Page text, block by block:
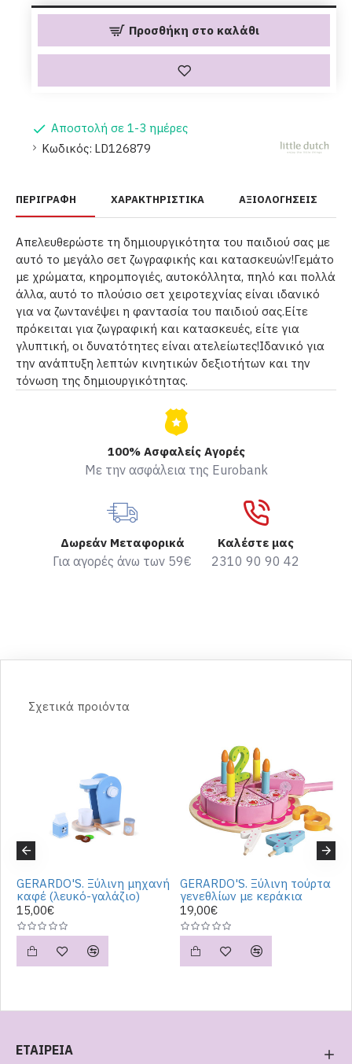
Αποστολή σε 1-3 ημέρες
Κωδικός: LD126879
Προσθήκη στο καλάθι
100% Ασφαλείς Αγορές
Με την ασφάλεια της Eurobank
Δωρεάν Μεταφορικά
Για αγορές άνω των 59€
Καλέστε μας
2310 90 90 42
ΠΕΡΙΓΡΑΦΉ ΧΑΡΑΚΤΗΡΙΣΤΙΚΆ ΑΞΙΟΛΟΓΉΣΕΙΣ
Απελευθερώστε τη δημιουργικότητα του παιδιού σας με
αυτό το μεγάλο σετ ζωγραφικής και κατασκευών!Γεμάτο
με χρώματα, κηρομπογιές, αυτοκόλλητα, πηλό και πολλά
άλλα, αυτό το πλούσιο σετ χειροτεχνίας είναι ιδανικό
για να ζωντανέψει η φαντασία του παιδιού σας.Είτε
πρόκειται για ζωγραφική και κατασκευές, είτε για
γλυπτική, οι δυνατότητες είναι ατελείωτες!Ιδανικό για
την ανάπτυξη λεπτών κινητικών δεξιοτήτων και την
τόνωση της δημιουργικότητας.
Σχετικά προιόντα
GERARDO'S. Ξύλινη μηχανή
καφέ (λευκό-γαλάζιο)
15,00€
GERARDO'S. Ξύλινη τούρτα
γενεθλίων με κεράκια
19,00€
ΕΤΑΙΡΕΙΑ